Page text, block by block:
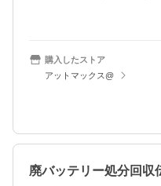
以
購入したストア
アットマックス@
廃バッテリー処分回収